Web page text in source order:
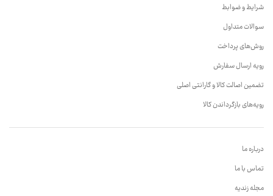
شرایط و ضوابط
سوالات متداول
روش‌های پرداخت
رویه ارسال سفارش
تضمین اصالت کالا و گارانتی اصلی
رویه‌های بازگرداندن کالا
درباره ما
تماس با ما
مجله زندیه